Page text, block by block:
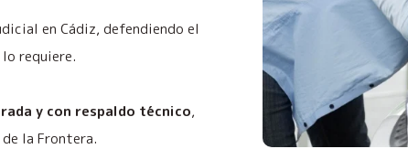
en Cádiz, defendiendo el
requiere.
y con respaldo técnico,
la Frontera.